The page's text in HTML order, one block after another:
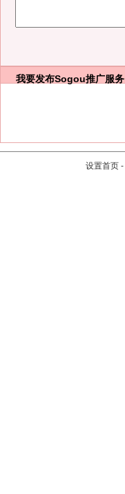
我要发布Sogou推广服务
设置首页 -